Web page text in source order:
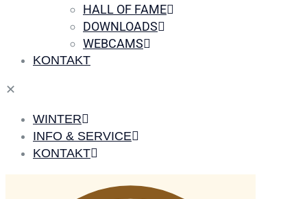
HALL OF FAME
DOWNLOADS
WEBCAMS
KONTAKT
✕
WINTER
INFO & SERVICE
KONTAKT